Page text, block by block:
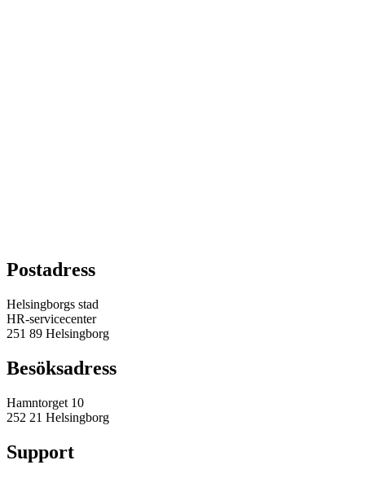
Postadress
Helsingborgs stad
HR-servicecenter
251 89 Helsingborg
Besöksadress
Hamntorget 10
252 21 Helsingborg
Support